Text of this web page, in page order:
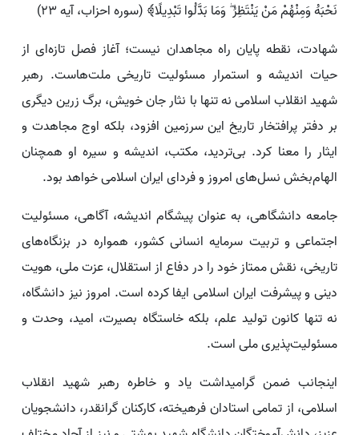
نَحْبَهُ وَمِنْهُمْ مَنْ یَنْتَظِرُ ۖ وَمَا بَدَّلُوا تَبْدِیلًا﴾ (سوره احزاب، آیه 23)
شهادت، نقطه پایان راه مجاهدان نیست؛ آغاز فصل تازه‌ای از
حیات اندیشه و استمرار مسئولیت تاریخی ملت‌هاست. رهبر
شهید انقلاب اسلامی نه تنها با نثار جان خویش، برگ زرین دیگری
بر دفتر پرافتخار تاریخ این سرزمین افزود، بلکه اوج مجاهدت و
ایثار را معنا کرد. بی‌تردید، مکتب، اندیشه و سیره او همچنان
الهام‌بخش نسل‌های امروز و فردای ایران اسلامی خواهد بود.
جامعه دانشگاهی، به عنوان پیشگام اندیشه، آگاهی، مسئولیت
اجتماعی و تربیت سرمایه انسانی کشور، همواره در بزنگاه‌های
تاریخی، نقش ممتاز خود را در دفاع از استقلال، عزت ملی، هویت
دینی و پیشرفت ایران اسلامی ایفا کرده است. امروز نیز دانشگاه،
نه تنها کانون تولید علم، بلکه خاستگاه بصیرت، امید، وحدت و
مسئولیت‌پذیری ملی است.
اینجانب ضمن گرامیداشت یاد و خاطره رهبر شهید انقلاب
اسلامی، از تمامی استادان فرهیخته، کارکنان گرانقدر، دانشجویان